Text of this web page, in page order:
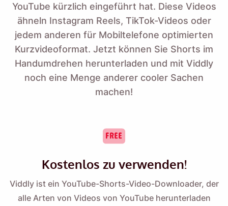
YouTube kürzlich eingeführt hat. Diese Videos
ähneln Instagram Reels, TikTok-Videos oder
jedem anderen für Mobiltelefone optimierten
Kurzvideoformat. Jetzt können Sie Shorts im
Handumdrehen herunterladen und mit Viddly
noch eine Menge anderer cooler Sachen
machen!
Kostenlos zu verwenden!
Viddly ist ein YouTube-Shorts-Video-Downloader, der
alle Arten von Videos von YouTube herunterladen